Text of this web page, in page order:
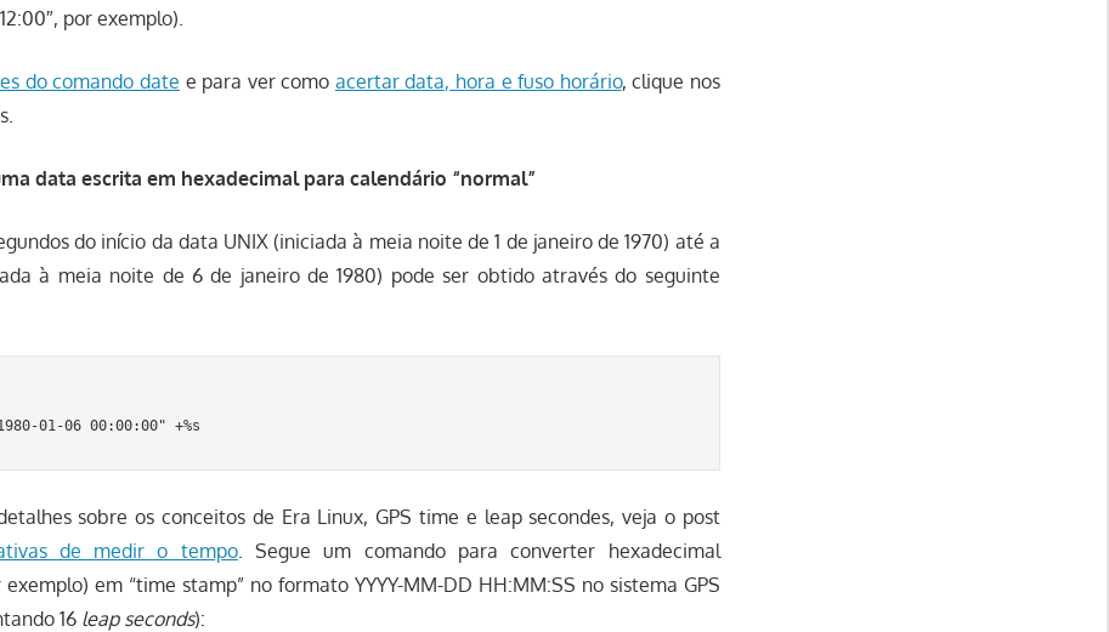
por exemplo).
do comando date e para ver como acertar data, hora e fuso horário, clique nos
data escrita em hexadecimal para calendário “normal”
do início da data UNIX (iniciada à meia noite de 1 de janeiro de 1970) até a
à meia noite de 6 de janeiro de 1980) pode ser obtido através do seguinte
sobre os conceitos de Era Linux, GPS time e leap secondes, veja o post
de medir o tempo. Segue um comando para converter hexadecimal
exemplo) em “time stamp” no formato YYYY-MM-DD HH:MM:SS no sistema GPS
16 leap seconds):